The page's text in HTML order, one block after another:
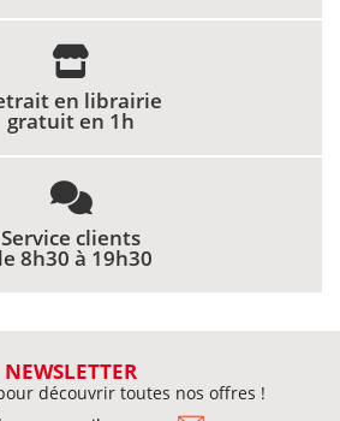
en librairie
gratuit en 1h
Service clients
8h30 à 19h30
NEWSLETTER
découvrir toutes nos offres !